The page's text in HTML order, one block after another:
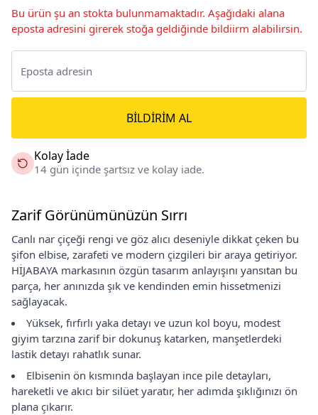
Bu ürün şu an stokta bulunmamaktadır. Aşağıdaki alana
eposta adresini girerek stoğa geldiğinde bildiirm alabilirsin.
BILDIRIM AL
Kolay İade
14 gün içinde şartsız ve kolay iade.
Zarif Görünümünüzün Sırrı
Canlı nar çiçeği rengi ve göz alıcı deseniyle dikkat çeken bu
şifon elbise, zarafeti ve modern çizgileri bir araya getiriyor.
HİJABAYA markasının özgün tasarım anlayışını yansıtan bu
parça, her anınızda şık ve kendinden emin hissetmenizi
sağlayacak.
Yüksek, fırfırlı yaka detayı ve uzun kol boyu, modest
giyim tarzına zarif bir dokunuş katarken, manşetlerdeki
lastik detayı rahatlık sunar.
Elbisenin ön kısmında başlayan ince pile detayları,
hareketli ve akıcı bir silüet yaratır, her adımda şıklığınızı ön
plana çıkarır.